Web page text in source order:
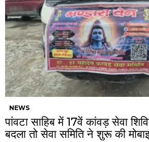
NEWS
पांवटा साहिब में 17वें कांवड़ सेवा
बदला तो सेवा समिति ने शुरू की